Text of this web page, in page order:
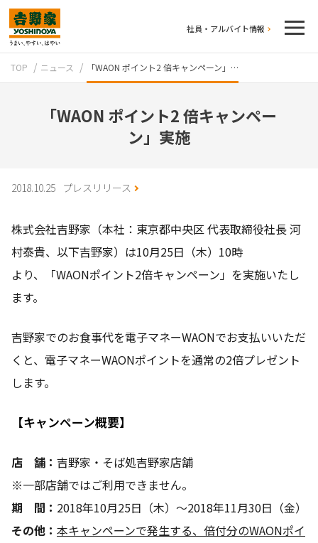
社員・アルバイト情報
テイクアウト
TOP ニュース 「WAON ポイント2 倍キャンペーン」…
「WAON ポイント2 倍キャンペー
ン」実施
2018.10.25 プレスリリース
株式会社吉野家（本社：東京都中央区 代表取締役社長 河
村泰貴、以下吉野家）は10月25日（木）10時
より、「WAONポイント2倍キャンペーン」を実施いたし
ます。
吉野家でのお食事代を電子マネーWAONでお支払いいただ
くと、電子マネーWAONポイントを通常の2倍プレゼント
します。
【キャンペーン概要】
店 舗： 吉野家・そば処吉野家店舗
※一部店舗ではご利用できません。
期 間： 2018年10月25日（木）～2018年11月30日（金）
その他： 本キャンペーンで発生する、倍付分のWAONポイ